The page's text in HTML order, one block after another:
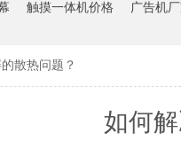
触摸一体机价格 广告机
散热问题？
如何